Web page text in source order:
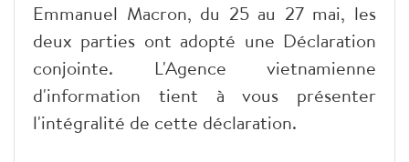
Emmanuel Macron, du 25 au 27 mai, les
deux parties ont adopté une Déclaration
conjointe. L'Agence vietnamienne
d'information tient à vous présenter
l'intégralité de cette déclaration.